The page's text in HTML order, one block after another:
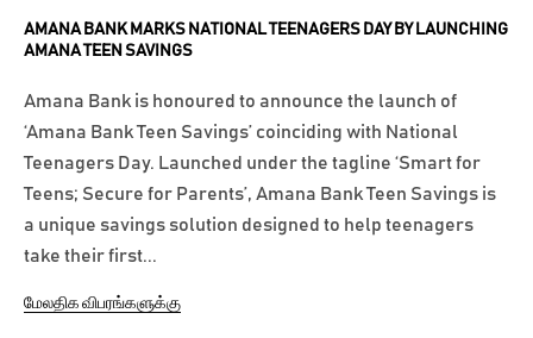
AMANA BANK MARKS NATIONAL TEENAGERS DAY BY LAUNCHING
AMANA TEEN SAVINGS
Amana Bank is honoured to announce the launch of
‘Amana Bank Teen Savings’ coinciding with National
Teenagers Day. Launched under the tagline ‘Smart for
Teens; Secure for Parents’, Amana Bank Teen Savings is
a unique savings solution designed to help teenagers
take their first...
மேலதிக விபரங்களுக்கு